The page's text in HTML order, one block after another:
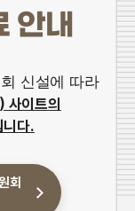
안내
신설에 따라
사이트의
니다.
회